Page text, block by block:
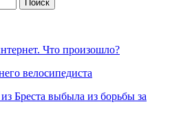
Что произошло?
велосипедиста
Бреста выбыла из борьбы за